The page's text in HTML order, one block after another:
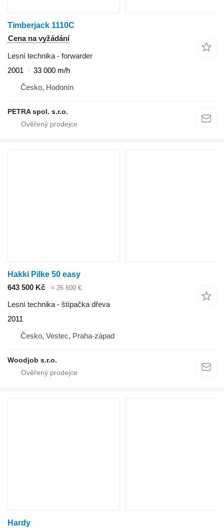
Timberjack 1110C
Cena na vyžádání
Lesní technika - forwarder
2001
33 000 m/h
Česko, Hodonín
PETRA spol. s.r.o.
Hakki Pilke 50 easy
643 500 Kč
≈ 26 600 €
Lesní technika - štípačka dřeva
2011
Česko, Vestec, Praha-západ
Woodjob s.r.o.
Hardy